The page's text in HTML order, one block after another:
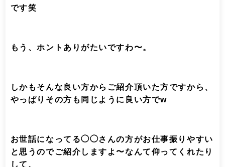
です笑
もう、ホントありがたいですわ〜。
しかもそんな良い方からご紹介頂いた方ですから、
やっぱりその方も同じように良い方でw
お世話になってる◯◯さんの方がお仕事振りやすい
と思うのでご紹介しますよ〜なんて仰ってくれたり
して、